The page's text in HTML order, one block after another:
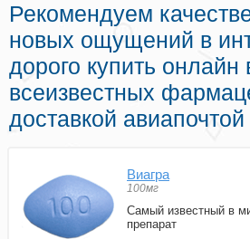
Рекомендуем
новых ощущений в
дорого купить
всеизвестных
доставкой
Виагра
100мг
Самый известный в
препарат